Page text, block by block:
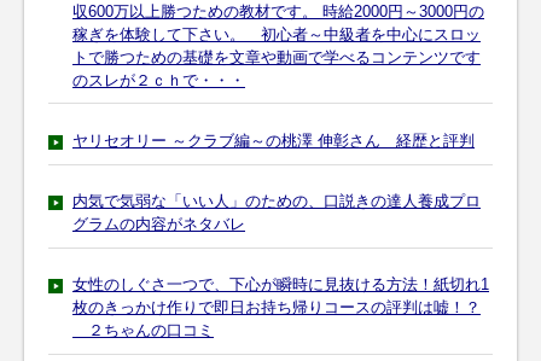
収600万以上勝つための教材です。 時給2000円～3000円の
稼ぎを体験して下さい。 初心者～中級者を中心にスロッ
トで勝つための基礎を文章や動画で学べるコンテンツです
のスレが２ｃｈで・・・
ヤリセオリー ～クラブ編～の桃澤 伸彰さん 経歴と評判
内気で気弱な「いい人」のための、口説きの達人養成プロ
グラムの内容がネタバレ
女性のしぐさ一つで、下心が瞬時に見抜ける方法！紙切れ1
枚のきっかけ作りで即日お持ち帰りコースの評判は嘘！？
２ちゃんの口コミ